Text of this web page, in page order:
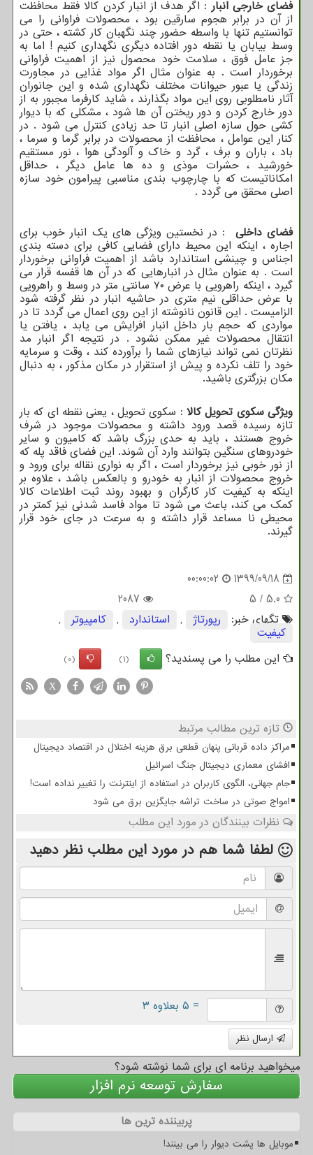
فضای خارجی انبار: اگر هدف از انبار کردن کالا فقط محافظت
از آن در برابر هجوم سارقین بود ، محصولات فراوانی را می
توانستیم تنها با واسطه حضور چند نگهبان کار کشته ، حتی در
وسط بیابان یا نقطه دور افتاده دیگری نگهداری کنیم ! اما به
جز عامل فوق ، سلامت خود محصول نیز از اهمیت فراوانی
برخوردار است . به عنوان مثال اگر مواد غذایی در مجاورت
زندگی یا عبور حیوانات مختلف نگهداری شده و این جانوران
آثار نامطلوبی روی این مواد بگذارند ، شاید کارفرما مجبور به از
دور خارج کردن و دور ریختن آن ها شود ، مشکلی که با دیوار
کشی حول سازه اصلی انبار تا حد زیادی کنترل می شود . در
کنار این عوامل ، محافظت از محصولات در برابر گرما و سرما ،
باد ، باران و برف ، گرد و خاک و آلودگی هوا ، نور مستقیم
خورشید ، حشرات موذی و ده ها عامل دیگر ، حداقل
امکاناتیست که با چارچوب بندی مناسبی پیرامون خود سازه
اصلی محقق می گردد .
فضای داخلی : در نخستین ویژگی های یک انبار خوب برای
اجاره ، اینکه این محیط دارای فضایی کافی برای دسته بندی
اجناس و چینشی استاندارد باشد از اهمیت فراوانی برخوردار
است . به عنوان مثال در انبارهایی که در آن ها قفسه قرار می
گیرد ، اینکه راهرویی با عرض ۷۰ سانتی متر در وسط و راهرویی
با عرض حداقلی نیم متری در حاشیه انبار در نظر گرفته شود
الزامیست . این قانون نانوشته از این روی اعمال می گردد تا در
مواردی که حجم بار داخل انبار افرایش می یابد ، یافتن یا
انتقال محصولات غیر ممکن نشود . در نتیجه اگر انبار مد
نظرتان نمی تواند نیازهای شما را برآورده کند ، وقت و سرمایه
خود را تلف نکرده و پیش از استقرار در مکان مذکور ، به دنبال
مکان بزرگتری باشید.
ویژگی سکوی تحویل کالا : سکوی تحویل ، یعنی نقطه ای که بار
تازه رسیده قصد ورود داشته و محصولات موجود در شرف
خروج هستند ، باید به حدی بزرگ باشد که کامیون و سایر
خودروهای سنگین بتوانند وارد آن شوند. این فضای فاقد پله که
از نور خوبی نیز برخوردار است ، اگر به نواری نقاله برای ورود و
خروج محصولات از انبار به خودرو و بالعکس باشد ، علاوه بر
اینکه به کیفیت کار کارگران و بهبود روند ثبت اطلاعات کالا
کمک می کند، باعث می شود تا مواد فاسد شدنی نیز کمتر در
محیطی نا مساعد قرار داشته و به سرعت در جای خود قرار
گیرند.
1399/09/18
00:00:02
5.0
/
5
2087
تگهای خبر:
رپورتاژ , استاندارد , كامپیوتر ,
كیفیت
این مطلب را می پسندید؟
(1)
(0)
X
تازه ترین مطالب مرتبط
مراکز داده قربانی پنهان قطعی برق هزینه اختلال در اقتصاد دیجیتال
افشای معماری دیجیتال جنگ اسرائیل
جام جهانی، الگوی کاربران در استفاده از اینترنت را تغییر نداده است!
امواج صوتی در ساخت تراشه جایگزین برق می شود
نظرات بینندگان در مورد این مطلب
لطفا شما هم در مورد این مطلب نظر دهید
= ۵ بعلاوه ۳
ارسال نظر
میخواهید برنامه ای برای شما نوشته شود؟
سفارش توسعه نرم افزار
پربیننده ترین ها
موبایل ها پشت دیوار را می بینند!